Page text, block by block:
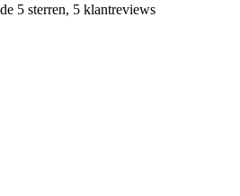
5 sterren, 5 klantreviews